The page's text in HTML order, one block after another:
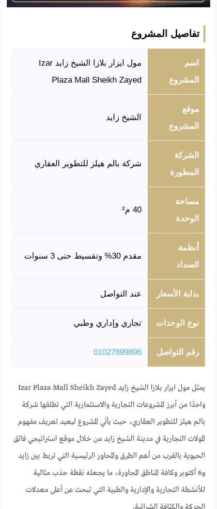
تفاصيل المشروع
اسم
المشروع
مول ايزار بلازا الشيخ زايد Izar
Plaza Mall Sheikh Zayed
موقع
المشروع
الشيخ زايد
الشركة
المطورة
شركة بالم هيلز للتطوير العقاري
مساحة
الوحدة
40 م²
أنظمة
السداد
مقدم 30% وتقسيط حتى 3 سنوات
بداية الأسعار عند التواصل
نوع الوحدات تجاري وإداري وطبي
رقم التواصل 01027899896
يمثل مول ايزار بلازا الشيخ زايد Izar Plaza Mall Sheikh Zayed
واحدًا من أبرز المشروعات التجارية والاستثمارية التي تطلقها شركة
بالم هيلز للتطوير العقاري، حيث يأتي المشروع ليعيد تعريف مفهوم
المولات التجارية في مدينة الشيخ زايد من خلال موقع استراتيجي فائق
الحيوية بالقرب من أهم الطرق والمحاور الرئيسية التي تربط بين زايد
و6 أكتوبر وكافة المناطق المجاورة، ما يجعله نقطة جذب مثالية
للأنشطة التجارية والإدارية والطبية التي تبحث عن أعلى معدلات
الحركة والكثافة الشرائية.